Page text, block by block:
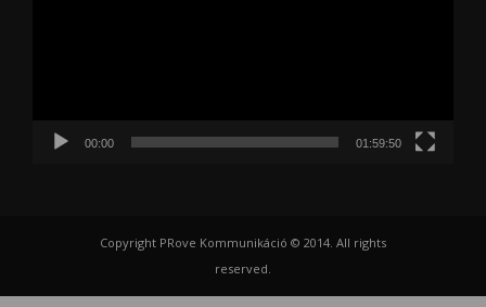
00:00 01:59:50
Copyright PRove Kommunikáció © 2014. All rights
reserved.